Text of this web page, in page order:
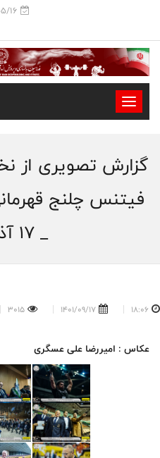
16
-
-
-
-
گزارش تصویری از
_ 17 آذر 1401
18:06
1401/09/17
3015
عکاس : امیررضا علی عسگری